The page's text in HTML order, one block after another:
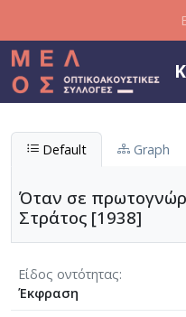
Default Graph
Όταν σε
Στράτος [1938]
Είδος οντότητας
Έκφραση